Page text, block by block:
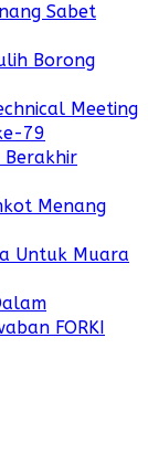
Sabet
Borong
Meeting
79
Berakhir
Menang
Untuk Muara
FORKI